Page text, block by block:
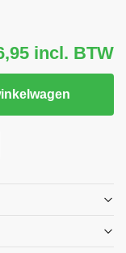
incl. BTW